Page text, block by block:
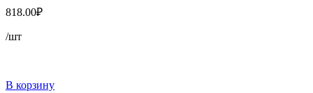
818.00₽
/шт
В корзину